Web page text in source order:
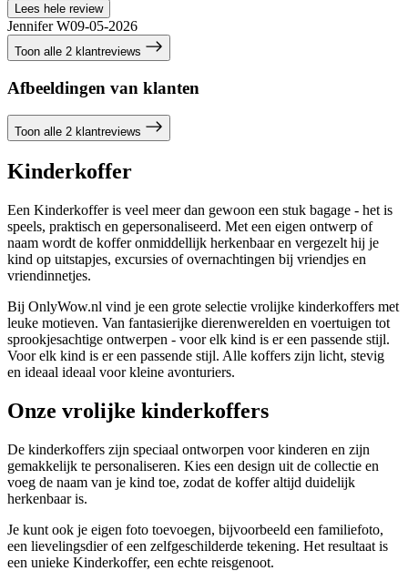
Lees hele review
Jennifer W09-05-2026
Toon alle 2 klantreviews
Afbeeldingen van klanten
Toon alle 2 klantreviews
Kinderkoffer
Een Kinderkoffer is veel meer dan gewoon een stuk bagage - het is
speels, praktisch en gepersonaliseerd. Met een eigen ontwerp of
naam wordt de koffer onmiddellijk herkenbaar en vergezelt hij je
kind op uitstapjes, excursies of overnachtingen bij vriendjes en
vriendinnetjes.
Bij OnlyWow.nl vind je een grote selectie vrolijke kinderkoffers met
leuke motieven. Van fantasierijke dierenwerelden en voertuigen tot
sprookjesachtige ontwerpen - voor elk kind is er een passende stijl.
Voor elk kind is er een passende stijl. Alle koffers zijn licht, stevig
en ideaal ideaal voor kleine avonturiers.
Onze vrolijke kinderkoffers
De kinderkoffers zijn speciaal ontworpen voor kinderen en zijn
gemakkelijk te personaliseren. Kies een design uit de collectie en
voeg de naam van je kind toe, zodat de koffer altijd duidelijk
herkenbaar is.
Je kunt ook je eigen foto toevoegen, bijvoorbeeld een familiefoto,
een lievelingsdier of een zelfgeschilderde tekening. Het resultaat is
een unieke Kinderkoffer, een echte reisgenoot.